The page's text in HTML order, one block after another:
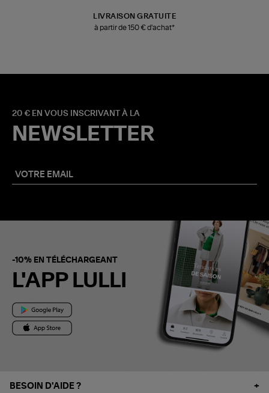
LIVRAISON GRATUITE
à partir de 150 € d'achat*
20 € EN VOUS INSCRIVANT À LA
NEWSLETTER
-10% EN TÉLÉCHARGEANT
L'APP LULLI
BESOIN D'AIDE ?